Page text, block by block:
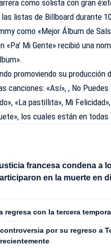
como solista con gran
listas de Billboard durante
como «Mejor Álbum de
«Pa’ Mi Gente» recibió una
promoviendo su producción
canciones: «Así», , No Puedes
«La pastillita», Mi
los cuales están en
francesa condena a
en la muerte en
regresa con la tercera
por su regreso a